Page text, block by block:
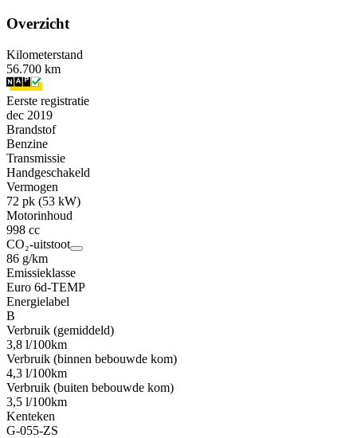
Overzicht
Kilometerstand
56.700 km
Eerste registratie
dec 2019
Brandstof
Benzine
Transmissie
Handgeschakeld
Vermogen
72 pk (53 kW)
Motorinhoud
998 cc
CO₂-uitstoot
86 g/km
Emissieklasse
Euro 6d-TEMP
Energielabel
B
Verbruik (gemiddeld)
3,8 l/100km
Verbruik (binnen bebouwde kom)
4,3 l/100km
Verbruik (buiten bebouwde kom)
3,5 l/100km
Kenteken
G-055-ZS